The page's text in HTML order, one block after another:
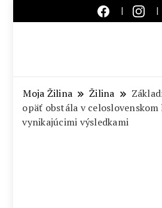
Slovensko
Moja Žilina Žilina
opäť obstála v
vynikajúcimi výsledkami